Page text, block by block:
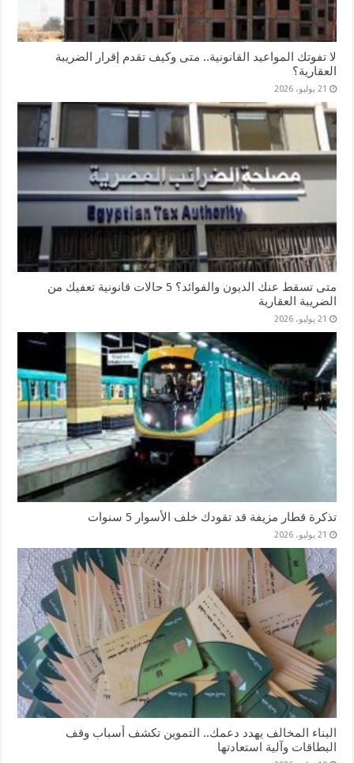
لا تفوتك المواعيد القانونية.. متى وكيف تقدم إقرار الضريبة
العقارية؟
21 يوليو، 2026
متى تسقط عنك الديون والفوائد؟ 5 حالات قانونية تعفيك من
الضريبة العقارية
21 يوليو، 2026
تذكرة قطار مزيفة قد تقودك خلف الأسوار 5 سنوات
21 يوليو، 2026
البناء المخالف يهدد دعمك.. التموين تكشف أسباب وقف
البطاقات وآلية استعادتها